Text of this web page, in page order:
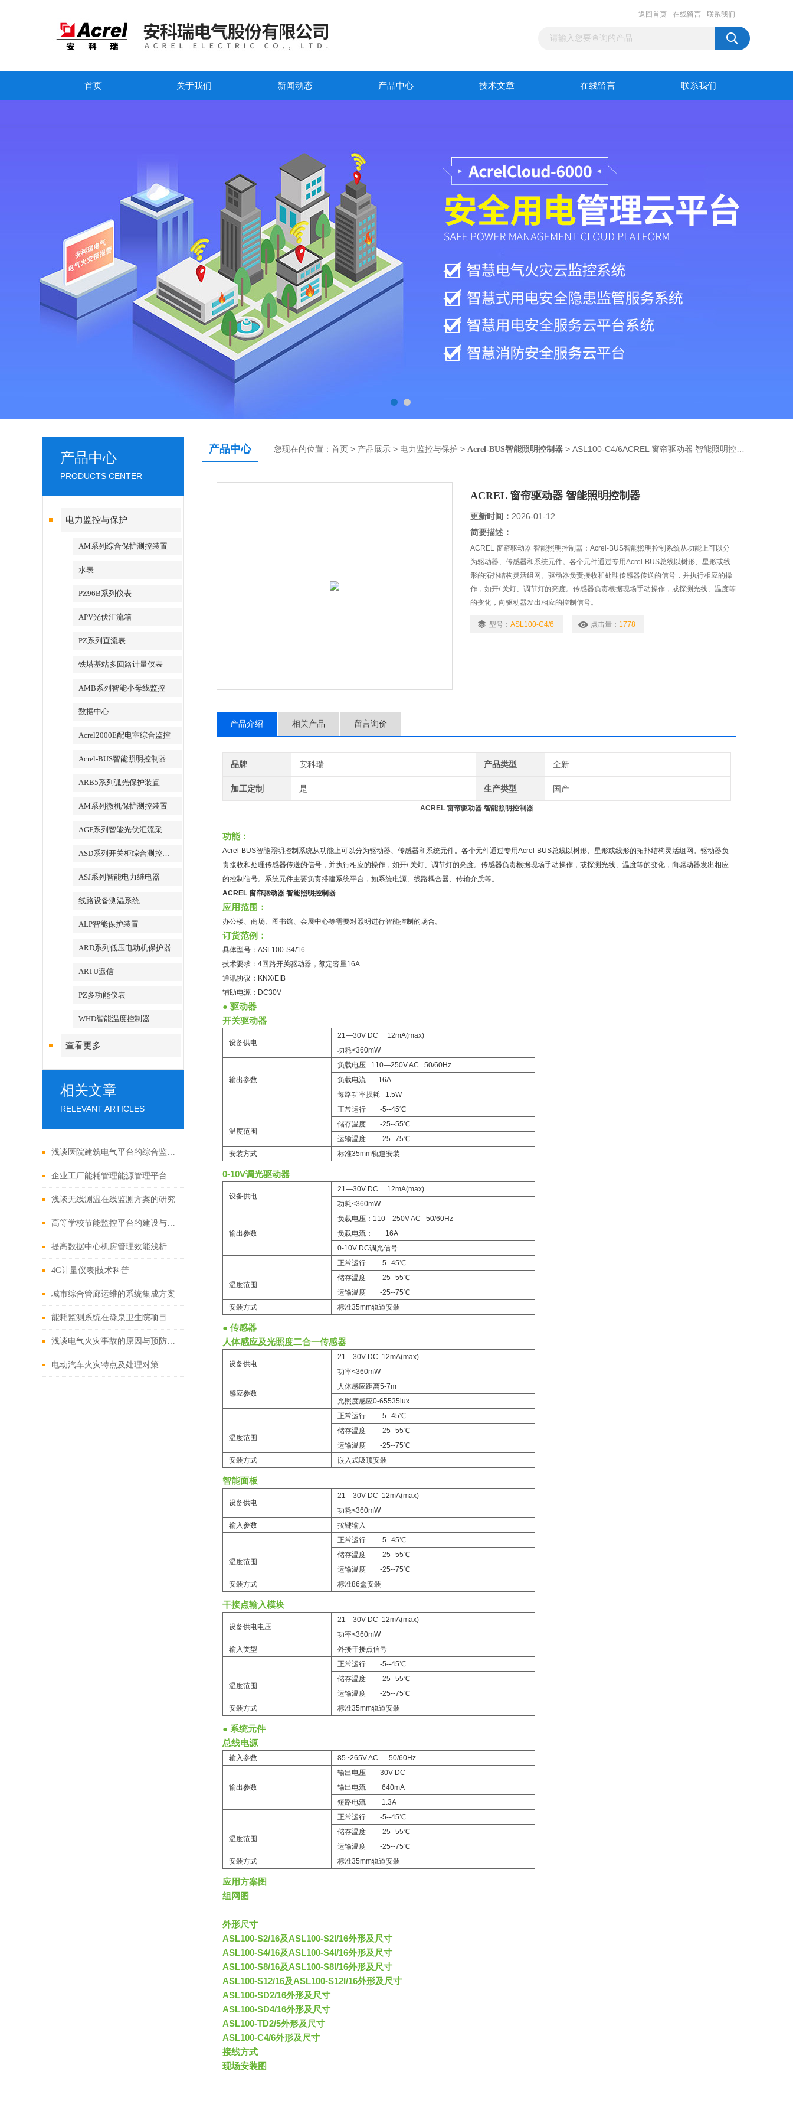
返回首页 在线留言 联系我们
首页 关于我们 新闻动态 产品中心 技术文章 在线留言 联系我们
产品中心
PRODUCTS CENTER
电力监控与保护
AM系列综合保护测控装置
水表
PZ96B系列仪表
APV光伏汇流箱
PZ系列直流表
铁塔基站多回路计量仪表
AMB系列智能小母线监控
数据中心
Acrel2000E配电室综合监控
Acrel-BUS智能照明控制器
ARB5系列弧光保护装置
AM系列微机保护测控装置
AGF系列智能光伏汇流采集装置
ASD系列开关柜综合测控装置
ASJ系列智能电力继电器
线路设备测温系统
ALP智能保护装置
ARD系列低压电动机保护器
ARTU遥信
PZ多功能仪表
WHD智能温度控制器
查看更多
相关文章
RELEVANT ARTICLES
浅谈医院建筑电气平台的综合监控管理分析
企业工厂能耗管理能源管理平台解决方案
浅谈无线测温在线监测方案的研究
高等学校节能监控平台的建设与创新研究
提高数据中心机房管理效能浅析
4G计量仪表|技术科普
城市综合管廊运维的系统集成方案
能耗监测系统在淼泉卫生院项目的应用
浅谈电气火灾事故的原因与预防措施
电动汽车火灾特点及处理对策
产品中心 您现在的位置： 首页 > 产品展示 > 电力监控与保护 > Acrel-BUS智能照明控制器 > ASL100-C4/6ACREL 窗帘驱动器 智能照明控制器
ACREL 窗帘驱动器 智能照明控制器
更新时间： 2026-01-12
简要描述：
ACREL 窗帘驱动器 智能照明控制器：Acrel-BUS智能照明控制系统从功能上可以分
为驱动器、传感器和系统元件。各个元件通过专用Acrel-BUS总线以树形、星形或线
形的拓扑结构灵活组网。驱动器负责接收和处理传感器传送的信号，并执行相应的操
作，如开/ 关灯、调节灯的亮度。传感器负责根据现场手动操作，或探测光线、温度等
的变化，向驱动器发出相应的控制信号。
型号： ASL100-C4/6 点击量： 1778
产品介绍 相关产品 留言询价
品牌 安科瑞 产品类型 全新
加工定制 是 生产类型 国产
ACREL 窗帘驱动器 智能照明控制器
功能：
Acrel-BUS智能照明控制系统从功能上可以分为驱动器、传感器和系统元件。各个元件通过专用Acrel-BUS总线以树形、星形或线形的拓扑结构灵活组网。驱动器负
责接收和处理传感器传送的信号，并执行相应的操作，如开/ 关灯、调节灯的亮度。传感器负责根据现场手动操作，或探测光线、温度等的变化，向驱动器发出相应
的控制信号。系统元件主要负责搭建系统平台，如系统电源、线路耦合器、传输介质等。
ACREL 窗帘驱动器 智能照明控制器
应用范围：
办公楼、商场、图书馆、会展中心等需要对照明进行智能控制的场合。
订货范例：
具体型号：ASL100-S4/16
技术要求：4回路开关驱动器，额定容量16A
通讯协议：KNX/EIB
辅助电源：DC30V
● 驱动器
开关驱动器
设备供电
21—30V DC 12mA(max)
功耗<360mW
输出参数
负载电压 110—250V AC 50/60Hz
负载电流 16A
每路功率损耗 1.5W
温度范围
正常运行 -5--45℃
储存温度 -25--55℃
运输温度 -25--75℃
安装方式
标准35mm轨道安装
0-10V调光驱动器
设备供电
21—30V DC 12mA(max)
功耗<360mW
输出参数
负载电压：110—250V AC 50/60Hz
负载电流： 16A
0-10V DC调光信号
温度范围
正常运行 -5--45℃
储存温度 -25--55℃
运输温度 -25--75℃
安装方式
标准35mm轨道安装
● 传感器
人体感应及光照度二合一传感器
设备供电
21—30V DC 12mA(max)
功率<360mW
感应参数
人体感应距离5-7m
光照度感应0-65535lux
温度范围
正常运行 -5--45℃
储存温度 -25--55℃
运输温度 -25--75℃
安装方式
嵌入式吸顶安装
智能面板
设备供电
21—30V DC 12mA(max)
功耗<360mW
输入参数
按键输入
温度范围
正常运行 -5--45℃
储存温度 -25--55℃
运输温度 -25--75℃
安装方式
标准86盒安装
干接点输入模块
设备供电电压
21—30V DC 12mA(max)
功率<360mW
输入类型
外接干接点信号
温度范围
正常运行 -5--45℃
储存温度 -25--55℃
运输温度 -25--75℃
安装方式
标准35mm轨道安装
● 系统元件
总线电源
输入参数 85~265V AC 50/60Hz
输出参数
输出电压 30V DC
输出电流 640mA
短路电流 1.3A
温度范围
正常运行 -5--45℃
储存温度 -25--55℃
运输温度 -25--75℃
安装方式
标准35mm轨道安装
应用方案图
组网图
外形尺寸
ASL100-S2/16及ASL100-S2I/16外形及尺寸
ASL100-S4/16及ASL100-S4I/16外形及尺寸
ASL100-S8/16及ASL100-S8I/16外形及尺寸
ASL100-S12/16及ASL100-S12I/16外形及尺寸
ASL100-SD2/16外形及尺寸
ASL100-SD4/16外形及尺寸
ASL100-TD2/5外形及尺寸
ASL100-C4/6外形及尺寸
接线方式
现场安装图